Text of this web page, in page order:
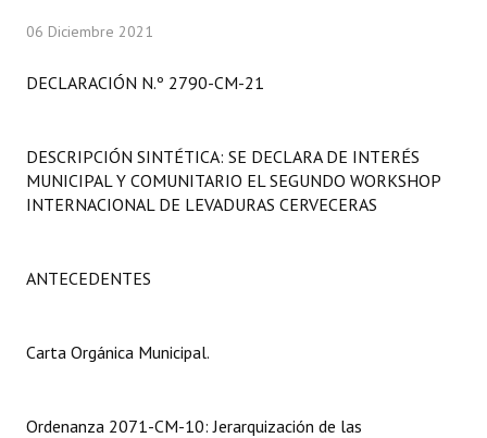
Comisiones Especiales
Programas
Constitución Nacional
Carta Orgánica 2007
06 Diciembre 2021
DECLARACIÓN N.º 2790-CM-21
DESCRIPCIÓN SINTÉTICA: SE DECLARA DE INTERÉS
MUNICIPAL Y COMUNITARIO EL SEGUNDO WORKSHOP
INTERNACIONAL DE LEVADURAS CERVECERAS
ANTECEDENTES
Carta Orgánica Municipal.
Ordenanza 2071-CM-10: Jerarquización de las